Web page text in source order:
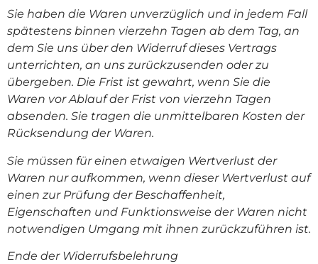
Sie haben die Waren unverzüglich und in jedem Fall
spätestens binnen vierzehn Tagen ab dem Tag, an
dem Sie uns über den Widerruf dieses Vertrags
unterrichten, an uns zurückzusenden oder zu
übergeben. Die Frist ist gewahrt, wenn Sie die
Waren vor Ablauf der Frist von vierzehn Tagen
absenden. Sie tragen die unmittelbaren Kosten der
Rücksendung der Waren.
Sie müssen für einen etwaigen Wertverlust der
Waren nur aufkommen, wenn dieser Wertverlust auf
einen zur Prüfung der Beschaffenheit,
Eigenschaften und Funktionsweise der Waren nicht
notwendigen Umgang mit ihnen zurückzuführen ist.
Ende der Widerrufsbelehrung